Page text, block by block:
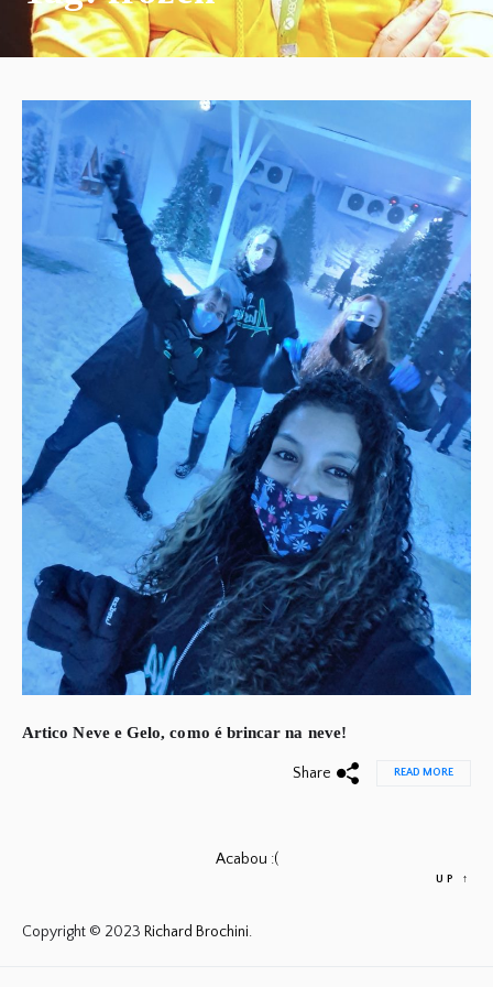
Artico Neve e Gelo, como é brincar na neve!
Share READ MORE
Acabou :(
Copyright © 2023 Richard Brochini.
UP ↑